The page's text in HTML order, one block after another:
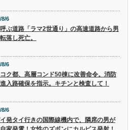
8/6
ぶ道路「ラマ2世通り」の高速道路から男
落し死亡。
8/6
ク都、高層コンド50棟に改善命令。消防
入路確保を指示。キチンと検査して！
8/6
イ発タイ行きの国際線機内で、隣席の男が